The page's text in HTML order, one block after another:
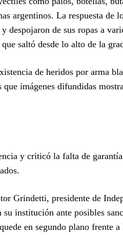
argentinos. La respuesta de
despojaron de sus ropas a
saltó desde lo alto de la
de heridos por arma
imágenes difundidas
y criticó la falta de
Grindetti, presidente de
institución ante posibles
en segundo plano frente